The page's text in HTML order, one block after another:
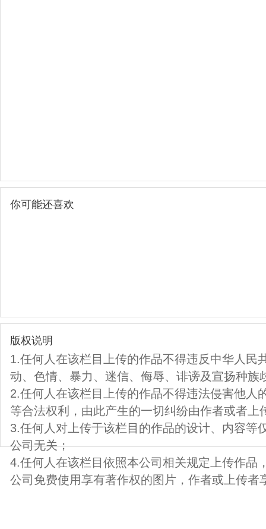
你可能还喜欢
版权说明
1.任何人在该栏目上传的作品不得违反中华人民
动、色情、暴力、迷信、侮辱、诽谤及宣扬种族
2.任何人在该栏目上传的作品不得违法侵害他人
等合法权利，由此产生的一切纠纷由作者或者上
3.任何人对上传于该栏目的作品的设计、内容等
公司无关；
4.任何人在该栏目依照本公司相关规定上传作品
公司免费使用享有著作权的图片，作者或上传者